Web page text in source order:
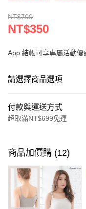
NT$700
NT$350
App 結帳可享專屬活動優
請選擇商品選項
付款與運送方式
超取滿NT$699免運
信用卡一次付款
超商取貨付款
LINE Pay
Apple Pay
商品加價購 (12)